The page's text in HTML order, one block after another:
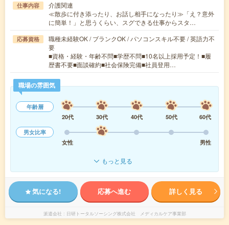
仕事内容
介護関連
≪散歩に付き添ったり、お話し相手になったり≫「え？意外
に簡単！」と思うくらい、スグできる仕事からスタ…
応募資格
職種未経験OK / ブランクOK / パソコンスキル不要 / 英語力不
要
■資格・経験・年齢不問■学歴不問■10名以上採用予定！■履
歴書不要■面談確約■社会保険完備■社員登用…
職場の雰囲気
年齢層
20代
30代 40代 50代
60代
男女比率
女性
男性
もっと見る
気になる! 応募へ進む 詳しく見る
派遣会社 日研トータルソーシング株式会社 メディカルケア事業部